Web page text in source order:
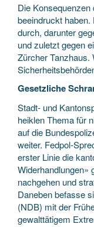
Die
beeindruckt
durch, darunter
und zuletzt gegen
Zürcher Tanzhaus.
Gesetzliche
Stadt- und
heiklen Thema für
auf die
weiter. Fedpol-
erster Linie die
Widerhandlungen»
nachgehen und
Daneben befasse
(NDB) mit der
gewalttätigem